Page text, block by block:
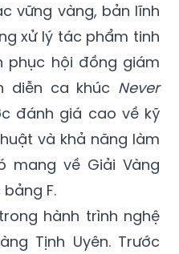
vững vàng, bản lĩnh
xử lý tác phẩm tinh
phục hội đồng giám
diễn ca khúc Never
đánh giá cao về kỹ
và khả năng làm
mang về Giải Vàng
F.
hành trình nghệ
Tịnh Uyên. Trước